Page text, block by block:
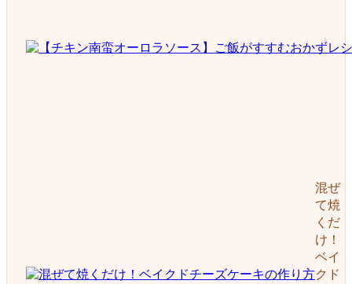
混ぜ
て焼
くだ
け！
ベイ
クド